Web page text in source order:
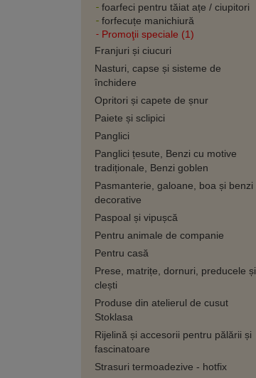
foarfeci pentru tăiat ațe / ciupitori
forfecuțe manichiură
Promoţii speciale (1)
Franjuri și ciucuri
Nasturi, capse și sisteme de
închidere
Opritori și capete de șnur
Paiete și sclipici
Panglici
Panglici țesute, Benzi cu motive
tradiționale, Benzi goblen
Pasmanterie, galoane, boa și benzi
decorative
Paspoal și vipușcă
Pentru animale de companie
Pentru casă
Prese, matrițe, dornuri, preducele și
clești
Produse din atelierul de cusut
Stoklasa
Rijelină și accesorii pentru pălării și
fascinatoare
Strasuri termoadezive - hotfix